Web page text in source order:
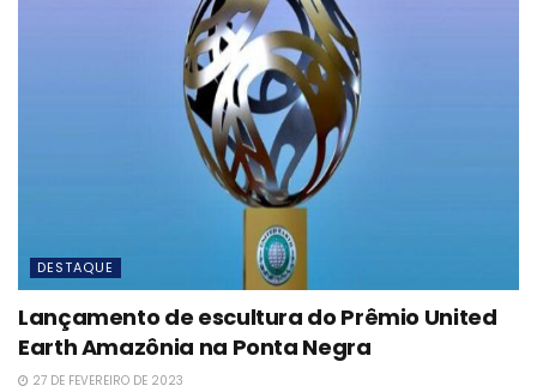
DESTAQUE
Lançamento de escultura do Prêmio United
Earth Amazônia na Ponta Negra
27 DE FEVEREIRO DE 2023